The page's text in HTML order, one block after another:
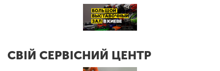
СВІЙ СЕРВІСНИЙ ЦЕНТР